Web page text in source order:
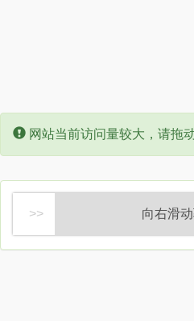
Error:
网站当前访问量较大，请拖
向右滑